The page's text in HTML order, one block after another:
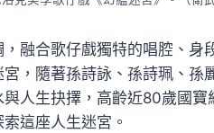
融合歌仔戲獨特的唱腔、身
，隨著孫詩詠、孫詩珮、孫
人生抉擇，高齡近80歲國寶
這座人生迷宮。